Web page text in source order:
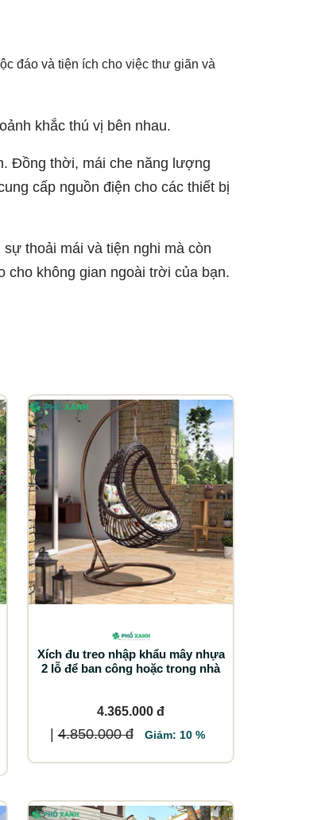
đáo và tiện ích cho việc thư giãn và
khắc thú vị bên nhau.
Đồng thời, mái che năng lượng
cấp nguồn điện cho các thiết bị
thoải mái và tiện nghi mà còn
không gian ngoài trời của bạn.
Xích đu treo nhập khẩu mây nhựa
2 lỗ để ban công hoặc trong nhà
4.365.000 đ
4.850.000 đ Giảm: 10 %